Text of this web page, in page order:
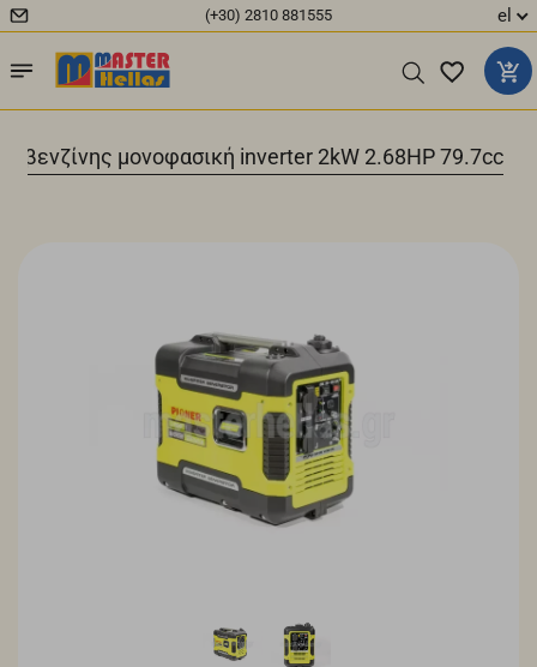
(+30) 2810 881555 el
βενζίνης μονοφασική inverter 2kW 2.68HP 79.7cc